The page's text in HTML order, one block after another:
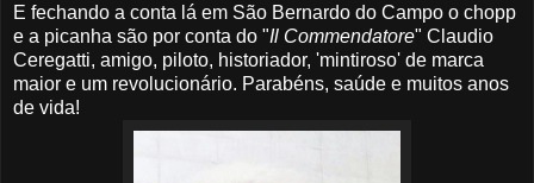
E fechando a conta lá em São Bernardo do Campo o chopp
e a picanha são por conta do "Il Commendatore" Claudio
Ceregatti, amigo, piloto, historiador, 'mintiroso' de marca
maior e um revolucionário. Parabéns, saúde e muitos anos
de vida!